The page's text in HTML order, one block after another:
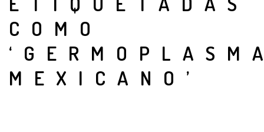
COMO
MEXICANO’